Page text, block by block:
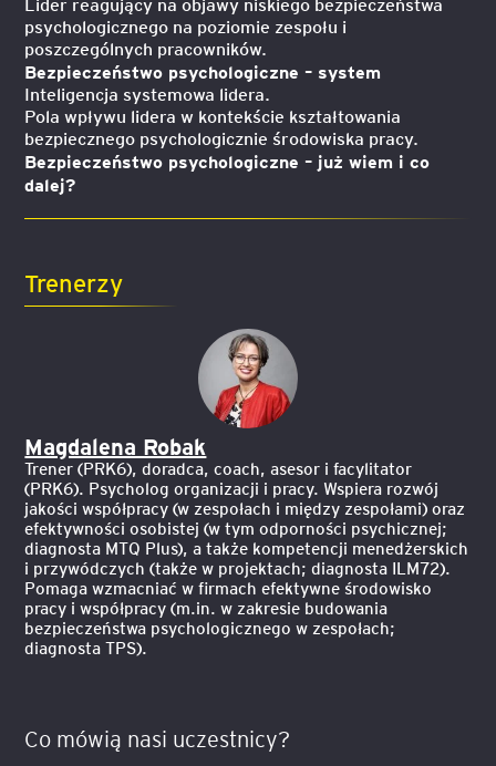
psychologicznego na poziomie zespołu i
poszczególnych pracowników.
Bezpieczeństwo psychologiczne – system
Inteligencja systemowa lidera.
Pola wpływu lidera w kontekście kształtowania
bezpiecznego psychologicznie środowiska pracy.
Bezpieczeństwo psychologiczne – już wiem i co
dalej?
Trenerzy
Magdalena Robak
Trener (PRK6), doradca, coach, asesor i facylitator
(PRK6). Psycholog organizacji i pracy. Wspiera rozwój
jakości współpracy (w zespołach i między zespołami) oraz
efektywności osobistej (w tym odporności psychicznej;
diagnosta MTQ Plus), a także kompetencji menedżerskich
i przywódczych (także w projektach; diagnosta ILM72).
Pomaga wzmacniać w firmach efektywne środowisko
pracy i współpracy (m.in. w zakresie budowania
bezpieczeństwa psychologicznego w zespołach;
diagnosta TPS).
Co mówią nasi uczestnicy?